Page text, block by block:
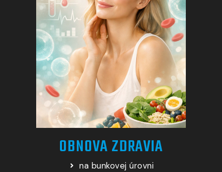
OBNOVA ZDRAVIA
na bunkovej úrovni